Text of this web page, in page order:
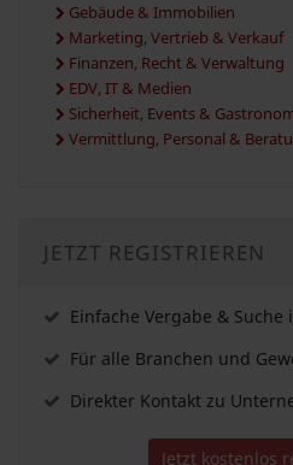
Gebäude & Immobilien
Marketing, Vertrieb & Verkauf
Finanzen, Recht & Verwaltung
EDV, IT & Medien
Sicherheit, Events &
Vermittlung, Personal &
JETZT REGISTRIEREN
Einfache Vergabe & Suche
Für alle Branchen und
Direkter Kontakt zu
Jetzt kostenlos